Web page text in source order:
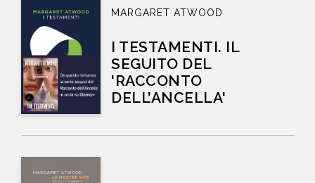
MARGARET ATWOOD
I TESTAMENTI. IL
SEGUITO DEL
'RACCONTO
DELL’ANCELLA'